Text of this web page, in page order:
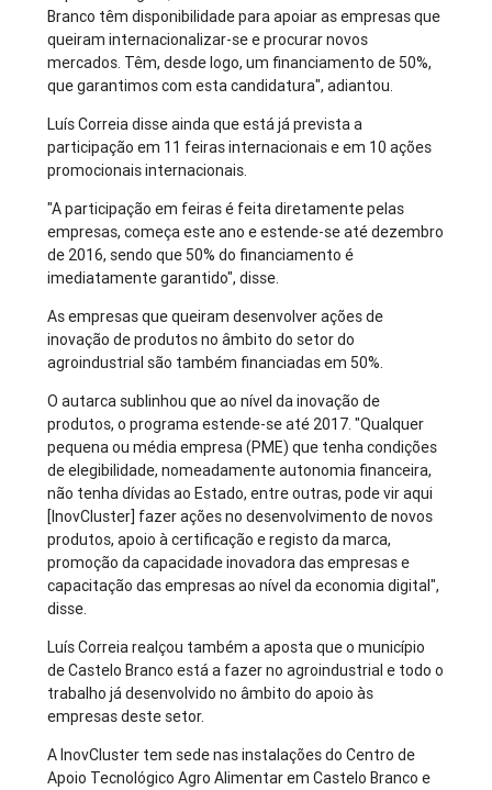
Branco têm disponibilidade para apoiar as empresas que
queiram internacionalizar-se e procurar novos
mercados. Têm, desde logo, um financiamento de 50%,
que garantimos com esta candidatura", adiantou.
Luís Correia disse ainda que está já prevista a
participação em 11 feiras internacionais e em 10 ações
promocionais internacionais.
"A participação em feiras é feita diretamente pelas
empresas, começa este ano e estende-se até dezembro
de 2016, sendo que 50% do financiamento é
imediatamente garantido", disse.
As empresas que queiram desenvolver ações de
inovação de produtos no âmbito do setor do
agroindustrial são também financiadas em 50%.
O autarca sublinhou que ao nível da inovação de
produtos, o programa estende-se até 2017. "Qualquer
pequena ou média empresa (PME) que tenha condições
de elegibilidade, nomeadamente autonomia financeira,
não tenha dívidas ao Estado, entre outras, pode vir aqui
[InovCluster] fazer ações no desenvolvimento de novos
produtos, apoio à certificação e registo da marca,
promoção da capacidade inovadora das empresas e
capacitação das empresas ao nível da economia digital",
disse.
Luís Correia realçou também a aposta que o município
de Castelo Branco está a fazer no agroindustrial e todo o
trabalho já desenvolvido no âmbito do apoio às
empresas deste setor.
A InovCluster tem sede nas instalações do Centro de
Apoio Tecnológico Agro Alimentar em Castelo Branco e